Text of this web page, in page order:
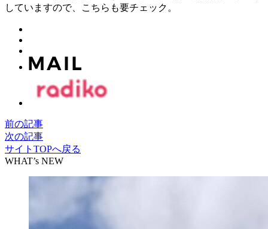
していますので、こちらも要チェック。
前の記事
次の記事
サイトTOPへ戻る
WHAT’s NEW